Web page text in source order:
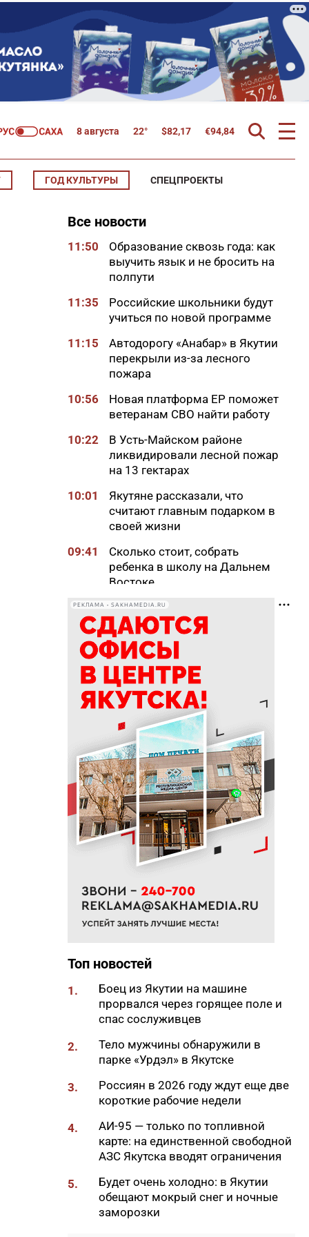
8 августа 22° $82,17 €94,84
ГОД КУЛЬТУРЫ СПЕЦПРОЕКТЫ
Все новости
11:50
Образование сквозь года: как
выучить язык и не бросить на
полпути
11:35
Российские школьники будут
учиться по новой программе
11:15
Автодорогу «Анабар» в Якутии
перекрыли из-за лесного
пожара
10:56
Новая платформа ЕР поможет
ветеранам СВО найти работу
10:22
В Усть-Майском районе
ликвидировали лесной пожар
на 13 гектарах
10:01
Якутяне рассказали, что
считают главным подарком в
своей жизни
09:41
Сколько стоит, собрать
ребенка в школу на Дальнем
Востоке
09:20
В Якутии заготовлено 114
тысяч тонн сена и 200 тонн
сенажа
09:00
На Камчатке завершилась
парусная экспедиция из
Якутии
До +27 градусов прогреется
воздух в Якутске в субботу
21:00
Деловая программа ВЭФ-2026
охватывает почти 70 сессий
20:33
В Якутии продолжается
доукомплектование ВС РФ
20:02
Более 230 участников СВО
получили за неделю
19:48
В Якутии определены
приоритеты развития
«Движения Первых»
помощи доставили в
пострадавший от паводка
Верхоянский район
Авторы проектов «Ты в игре»
проведут спортивные
мероприятия в рамках Дня
физкультурника
18:40
Приметы на 8 августа 2026
года: что можно и нельзя
делать в Ермолаев день
ВТБ: россияне увеличивают
расходы на спорт и здоровый
образ жизни
Сенатор Борисов назвал
встречу главы Якутии с
РЕКЛАМА • SAKHAMEDIA.RU
Топ новостей
1.
Боец из Якутии на машине
прорвался через горящее поле и
спас сослуживцев
2.
Тело мужчины обнаружили в
парке «Урдэл» в Якутске
3.
Россиян в 2026 году ждут еще две
короткие рабочие недели
4.
АИ-95 — только по топливной
карте: на единственной свободной
АЗС Якутска вводят ограничения
5.
Будет очень холодно: в Якутии
обещают мокрый снег и ночные
заморозки